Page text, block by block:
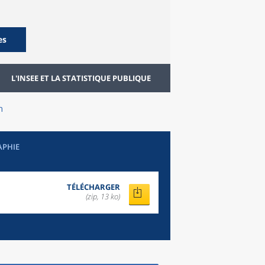
L'INSEE ET LA STATISTIQUE PUBLIQUE
TÉLÉCHARGER
(zip, 13 ko)